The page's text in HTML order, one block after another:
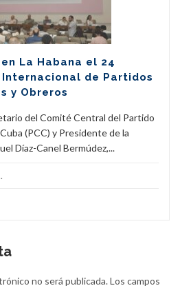
La Habana el 24
Internacional de Partidos
y Obreros
del Comité Central del Partido
(PCC) y Presidente de la
Díaz-Canel Bermúdez,...
no será publicada.Los campos